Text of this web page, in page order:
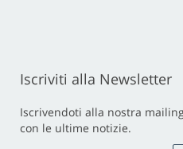
Iscriviti alla Newsletter
Iscrivendoti alla nostra
con le ultime notizie.